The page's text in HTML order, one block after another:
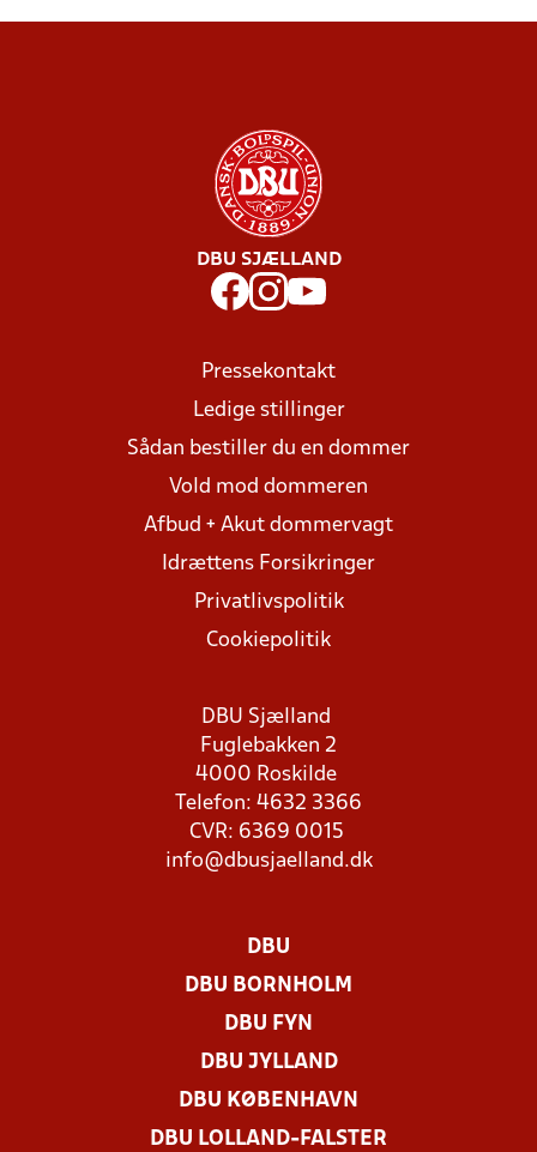
DBU SJÆLLAND
Pressekontakt
Ledige stillinger
Sådan bestiller du en dommer
Vold mod dommeren
Afbud + Akut dommervagt
Idrættens Forsikringer
Privatlivspolitik
Cookiepolitik
DBU Sjælland
Fuglebakken 2
4000 Roskilde
Telefon: 4632 3366
CVR: 6369 0015
info@dbusjaelland.dk
DBU
DBU BORNHOLM
DBU FYN
DBU JYLLAND
DBU KØBENHAVN
DBU LOLLAND-FALSTER